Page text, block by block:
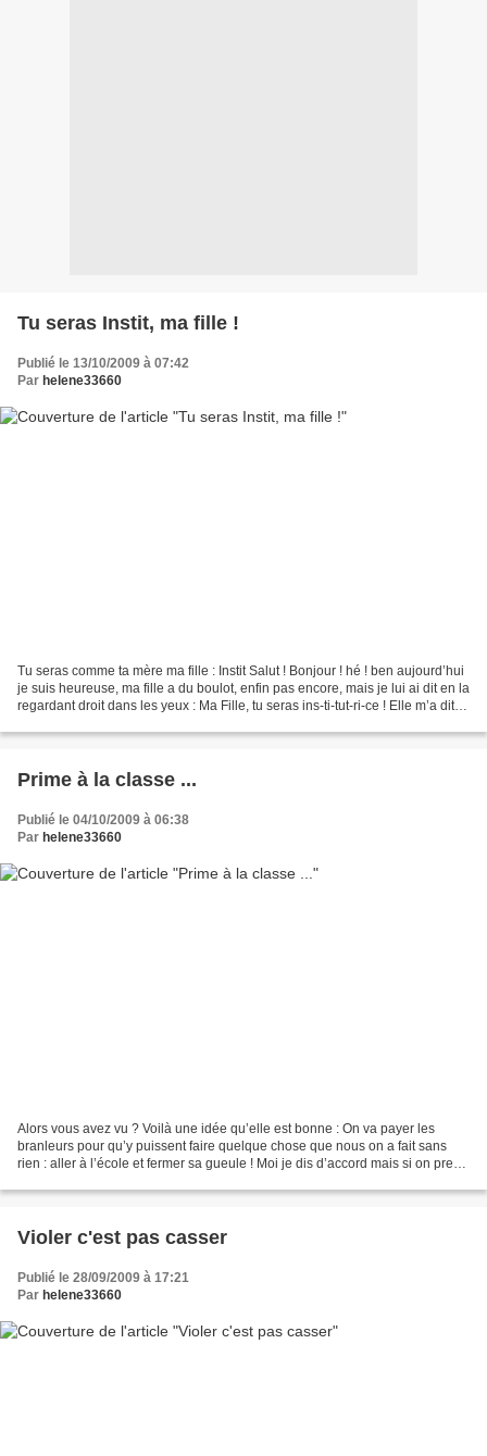
Tu seras Instit, ma fille !
Publié le 13/10/2009 à 07:42
Par helene33660
Tu seras comme ta mère ma fille : Instit Salut ! Bonjour ! hé ! ben aujourd’hui
je suis heureuse, ma fille a du boulot, enfin pas encore, mais je lui ai dit en la
regardant droit dans les yeux : Ma Fille, tu seras ins-ti-tut-ri-ce ! Elle m’a dit
Prime à la classe ...
Publié le 04/10/2009 à 06:38
Par helene33660
Alors vous avez vu ? Voilà une idée qu’elle est bonne : On va payer les
branleurs pour qu’y puissent faire quelque chose que nous on a fait sans
rien : aller à l’école et fermer sa gueule ! Moi je dis d’accord mais si on prend
Violer c'est pas casser
Publié le 28/09/2009 à 17:21
Par helene33660